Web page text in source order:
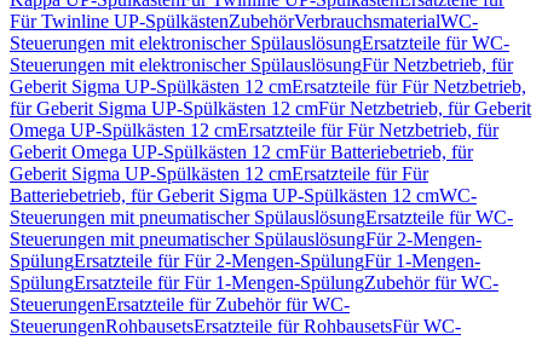
Für Twinline UP-SpülkästenZubehörVerbrauchsmaterialWC-
Steuerungen mit elektronischer SpülauslösungErsatzteile für WC-
Steuerungen mit elektronischer SpülauslösungFür Netzbetrieb, für
Geberit Sigma UP-Spülkästen 12 cmErsatzteile für Für Netzbetrieb,
für Geberit Sigma UP-Spülkästen 12 cmFür Netzbetrieb, für Geberit
Omega UP-Spülkästen 12 cmErsatzteile für Für Netzbetrieb, für
Geberit Omega UP-Spülkästen 12 cmFür Batteriebetrieb, für
Geberit Sigma UP-Spülkästen 12 cmErsatzteile für Für
Batteriebetrieb, für Geberit Sigma UP-Spülkästen 12 cmWC-
Steuerungen mit pneumatischer SpülauslösungErsatzteile für WC-
Steuerungen mit pneumatischer SpülauslösungFür 2-Mengen-
SpülungErsatzteile für Für 2-Mengen-SpülungFür 1-Mengen-
SpülungErsatzteile für Für 1-Mengen-SpülungZubehör für WC-
SteuerungenErsatzteile für Zubehör für WC-
SteuerungenRohbausetsErsatzteile für RohbausetsFür WC-